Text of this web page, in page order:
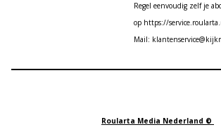
Regel eenvoudig zelf je
op https://
Mail:
Roularta Media Nederland ©